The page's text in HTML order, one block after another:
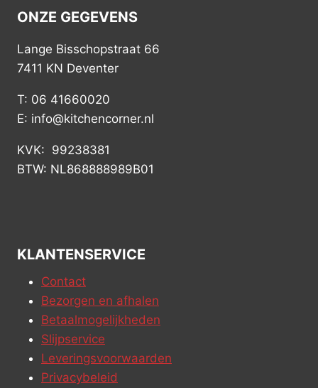
ONZE GEGEVENS
Lange Bisschopstraat 66
7411 KN Deventer
T: 06 41660020
E: info@kitchencorner.nl
KVK: 99238381
BTW: NL868888989B01
KLANTENSERVICE
Contact
Bezorgen en afhalen
Betaalmogelijkheden
Slijpservice
Leveringsvoorwaarden
Privacybeleid